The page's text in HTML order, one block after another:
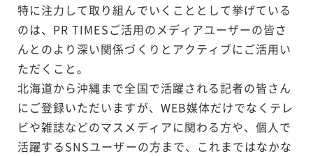
特に注力して取り組んでいくこととして挙げている
のは、PR TIMESご活用のメディアユーザーの皆さ
んとのより深い関係づくりとアクティブにご活用い
ただくこと。
北海道から沖縄まで全国で活躍される記者の皆さん
にご登録いただいますが、WEB媒体だけでなくテレ
ビや雑誌などのマスメディアに関わる方や、個人で
活躍するSNSユーザーの方まで、これまではなかな